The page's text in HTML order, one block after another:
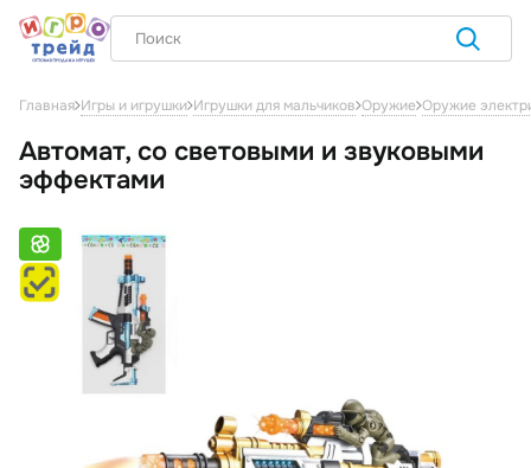
Главная Игры и игрушки Игрушки для мальчиков Оружие Оружие
Автомат, со световыми и звуковыми
эффектами